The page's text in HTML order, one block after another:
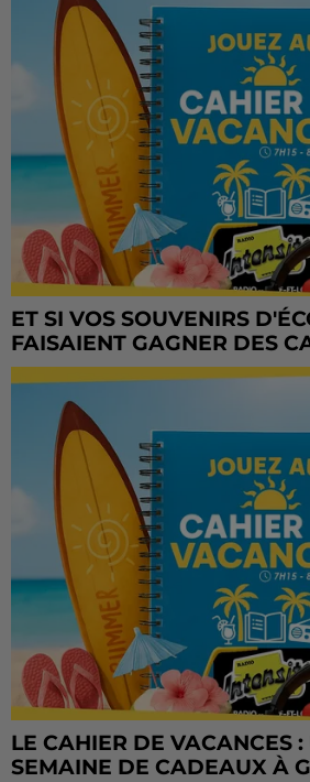
ET SI VOS SOUVENIRS
FAISAIENT GAGNER DES
LE CAHIER DE VACANCES
SEMAINE DE CADEAUX À